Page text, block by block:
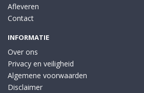
Afleveren
Contact
INFORMATIE
Over ons
Privacy en veiligheid
Algemene voorwaarden
Disclaimer